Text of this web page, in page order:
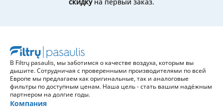
В Filtrų pasaulis, мы заботимся о качестве воздуха, которым вы
дышите. Сотрудничая с проверенными производителями по всей
Европе мы предлагаем как оригинальные, так и аналоговые
фильтры по доступным ценам. Наша цель - стать вашим надёжным
партнером на долгие годы.
Компания